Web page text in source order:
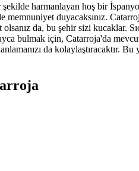
harmanlayan hoş bir
duyacaksınız.
da, bu şehir sizi kucaklar.
bulmak için, Catarroja'da
da kolaylaştıracaktır.